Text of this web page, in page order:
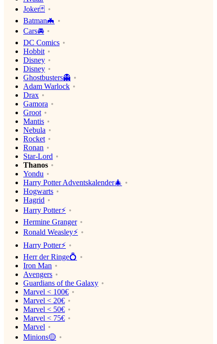
Joker🃏
Batman🦇
Cars🚘
DC Comics
Hobbit
Disney
Disney
Ghostbusters👻
Adam Warlock
Drax
Gamora
Groot
Mantis
Nebula
Rocket
Ronan
Star-Lord
Thanos
Yondu
Harry Potter Adventskalender🎄
Hogwarts
Hagrid
Harry Potter⚡️
Hermine Granger
Ronald Weasley⚡️
Harry Potter⚡️
Herr der Ringe💍
Iron Man
Avengers
Guardians of the Galaxy
Marvel < 100€
Marvel < 20€
Marvel < 50€
Marvel < 75€
Marvel
Minions🟡